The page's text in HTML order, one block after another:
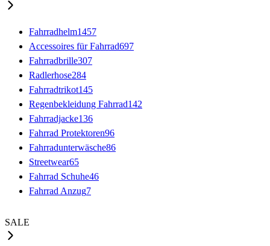
Fahrradhelm1457
Accessoires für Fahrrad697
Fahrradbrille307
Radlerhose284
Fahrradtrikot145
Regenbekleidung Fahrrad142
Fahrradjacke136
Fahrrad Protektoren96
Fahrradunterwäsche86
Streetwear65
Fahrrad Schuhe46
Fahrrad Anzug7
SALE